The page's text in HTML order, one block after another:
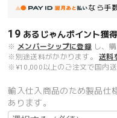
なら手
19 あるじゃんポイント獲得
※ メンバーシップに登録 し、
※別途送料がかかります。
送料
※¥10,000以上のご注文で国内送
輸入仕入商品のため製品仕
あります。